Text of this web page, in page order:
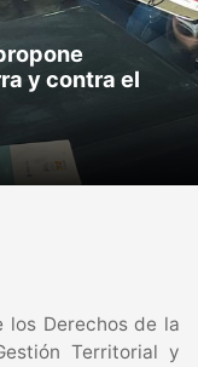
y contra el
los Derechos de la
Territorial y